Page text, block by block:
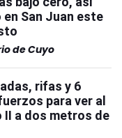
San Juan este
de Cuyo
rifas y 6
para ver al
II a dos metros de